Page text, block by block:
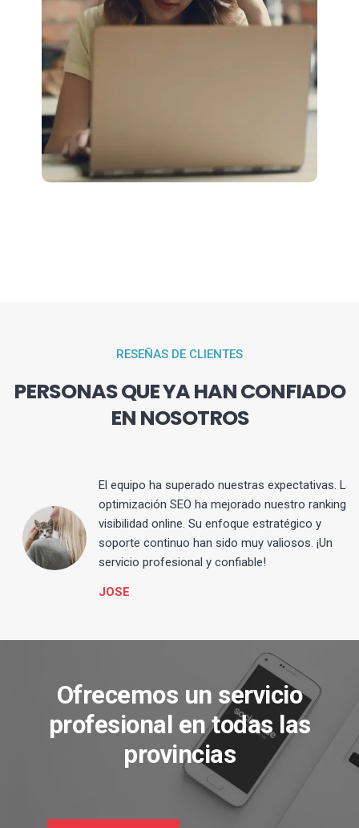
RESEÑAS DE CLIENTES
PERSONAS QUE YA HAN CONFIADO
EN NOSOTROS
El equipo ha superado nuestras expectativas. La
optimización SEO ha mejorado nuestro ranking y
visibilidad online. Su enfoque estratégico y
soporte continuo han sido muy valiosos. ¡Un
servicio profesional y confiable!
JOSE
Ofrecemos un servicio
profesional en todas las
provincias